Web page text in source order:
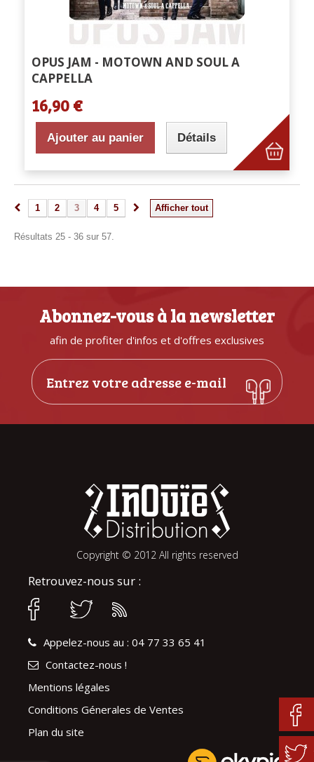
OPUS JAM - MOTOWN AND SOUL A
CAPPELLA
16,90 €
Ajouter au panier Détails
Afficher tout
1 2 3 4 5
Résultats 25 - 36 sur 57.
Abonnez-vous à la newsletter
afin de profiter d'infos et d'offres exclusives
Copyright © 2012 All rights reserved
Retrouvez-nous sur :
Appelez-nous au : 04 77 33 65 41
Contactez-nous !
Mentions légales
Conditions Génerales de Ventes
Plan du site